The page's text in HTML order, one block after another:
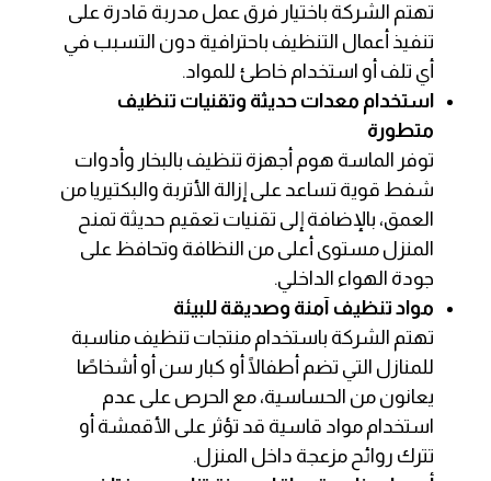
تهتم الشركة باختيار فرق عمل مدربة قادرة على
تنفيذ أعمال التنظيف باحترافية دون التسبب في
أي تلف أو استخدام خاطئ للمواد.
استخدام معدات حديثة وتقنيات تنظيف
متطورة
توفر الماسة هوم أجهزة تنظيف بالبخار وأدوات
شفط قوية تساعد على إزالة الأتربة والبكتيريا من
العمق، بالإضافة إلى تقنيات تعقيم حديثة تمنح
المنزل مستوى أعلى من النظافة وتحافظ على
جودة الهواء الداخلي.
مواد تنظيف آمنة وصديقة للبيئة
تهتم الشركة باستخدام منتجات تنظيف مناسبة
للمنازل التي تضم أطفالًا أو كبار سن أو أشخاصًا
يعانون من الحساسية، مع الحرص على عدم
استخدام مواد قاسية قد تؤثر على الأقمشة أو
تترك روائح مزعجة داخل المنزل.